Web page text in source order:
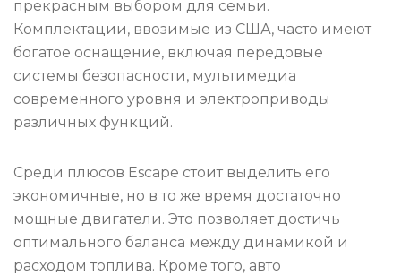
прекрасным выбором для семьи.
Комплектации, ввозимые из США, часто имеют
богатое оснащение, включая передовые
системы безопасности, мультимедиа
современного уровня и электроприводы
различных функций.
Среди плюсов Escape стоит выделить его
экономичные, но в то же время достаточно
мощные двигатели. Это позволяет достичь
оптимального баланса между динамикой и
расходом топлива. Кроме того, авто